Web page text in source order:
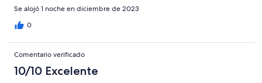
Se alojó 1 noche en diciembre de 2023
0
Comentario verificado
10/10 Excelente